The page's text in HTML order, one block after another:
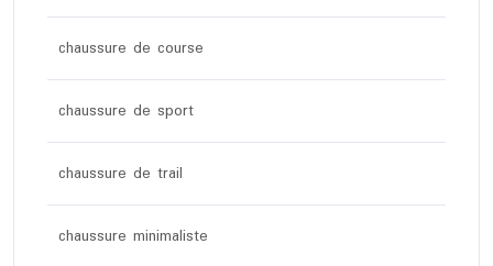
chaussure de course
chaussure de sport
chaussure de trail
chaussure minimaliste